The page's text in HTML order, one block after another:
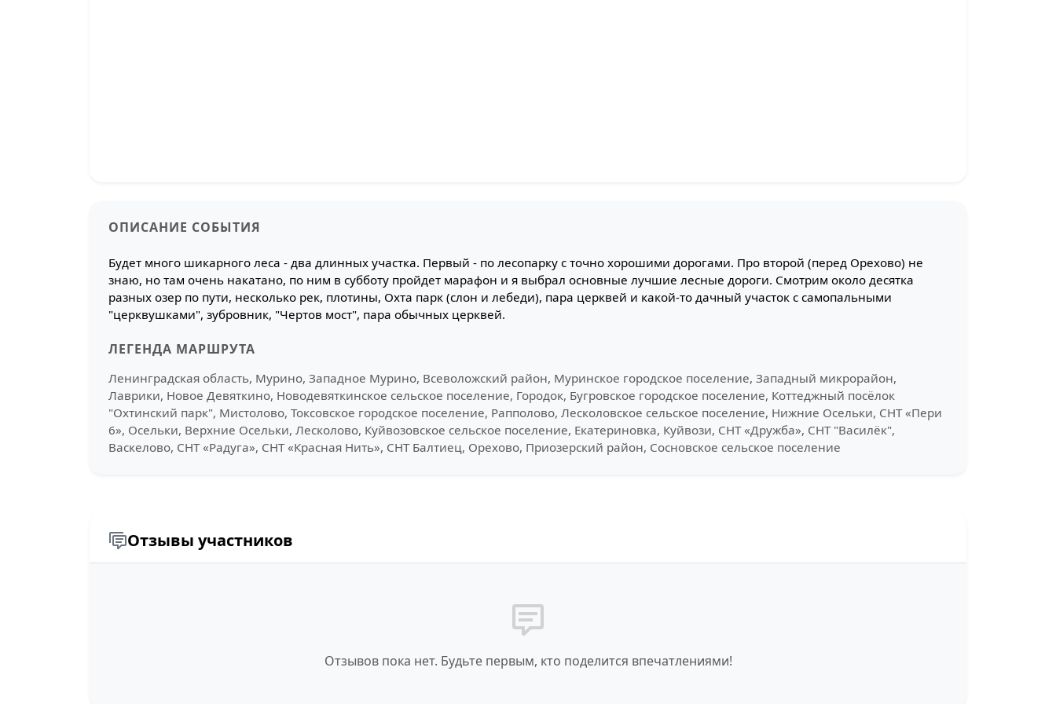
ОПИСАНИЕ СОБЫТИЯ
Будет много шикарного леса - два длинных участка. Первый - по лесопарку с точно хорошими дорогами. Про второй (перед Орехово) не
знаю, но там очень накатано, по ним в субботу пройдет марафон и я выбрал основные лучшие лесные дороги. Смотрим около десятка
разных озер по пути, несколько рек, плотины, Охта парк (слон и лебеди), пара церквей и какой-то дачный участок с самопальными
"церквушками", зубровник, "Чертов мост", пара обычных церквей.
ЛЕГЕНДА МАРШРУТА
Ленинградская область, Мурино, Западное Мурино, Всеволожский район, Муринское городское поселение, Западный микрорайон,
Лаврики, Новое Девяткино, Новодевяткинское сельское поселение, Городок, Бугровское городское поселение, Коттеджный посёлок
"Охтинский парк", Мистолово, Токсовское городское поселение, Рапполово, Лесколовское сельское поселение, Нижние Осельки, СНТ «Пери
6», Осельки, Верхние Осельки, Лесколово, Куйвозовское сельское поселение, Екатериновка, Куйвози, СНТ «Дружба», СНТ "Василёк",
Васкелово, СНТ «Радуга», СНТ «Красная Нить», СНТ Балтиец, Орехово, Приозерский район, Сосновское сельское поселение
Отзывы участников
Отзывов пока нет. Будьте первым, кто поделится впечатлениями!